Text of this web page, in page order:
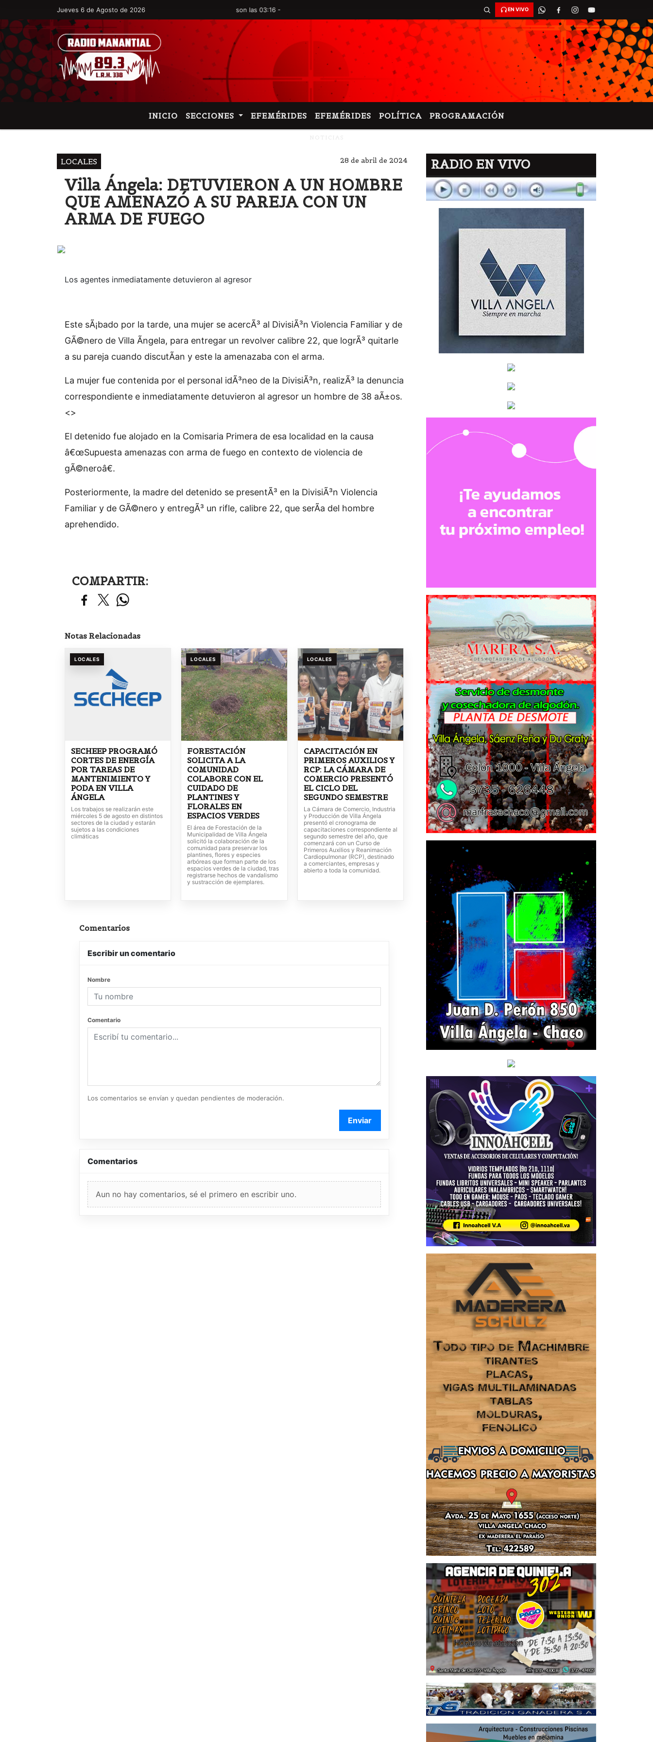
Jueves 6 de Agosto de 2026
Hoy es Jueves 6 de Agosto de 2026 y son las 03:16 - EN VIVO
INICIO SECCIONES EFEMÉRIDES EFEMÉRIDES POLÍTICA PROGRAMACIÓN
LOCALES 28 de abril de 2024
Villa Ángela: DETUVIERON A UN HOMBRE
QUE AMENAZÓ A SU PAREJA CON UN
ARMA DE FUEGO
Los agentes inmediatamente detuvieron al agresor
Este sÃ¡bado por la tarde, una mujer se acercÃ³ al DivisiÃ³n Violencia Familiar y de
GÃ©nero de Villa Ãngela, para entregar un revolver calibre 22, que logrÃ³ quitarle
a su pareja cuando discutÃ­an y este la amenazaba con el arma.
La mujer fue contenida por el personal idÃ³neo de la DivisiÃ³n, realizÃ³ la denuncia
correspondiente e inmediatamente detuvieron al agresor un hombre de 38 aÃ±os.
<>
El detenido fue alojado en la Comisaria Primera de esa localidad en la causa
â€œSupuesta amenazas con arma de fuego en contexto de violencia de
gÃ©neroâ€.
Posteriormente, la madre del detenido se presentÃ³ en la DivisiÃ³n Violencia
Familiar y de GÃ©nero y entregÃ³ un rifle, calibre 22, que serÃ­a del hombre
aprehendido.
COMPARTIR:
Notas Relacionadas
LOCALES
SECHEEP PROGRAMÓ
CORTES DE ENERGÍA
POR TAREAS DE
MANTENIMIENTO Y
PODA EN VILLA
ÁNGELA
Los trabajos se realizarán este
miércoles 5 de agosto en distintos
sectores de la ciudad y estarán
sujetos a las condiciones
climáticas
LOCALES
FORESTACIÓN
SOLICITA A LA
COMUNIDAD
COLABORE CON EL
CUIDADO DE
PLANTINES Y
FLORALES EN
ESPACIOS VERDES
El área de Forestación de la
Municipalidad de Villa Ángela
solicitó la colaboración de la
comunidad para preservar los
plantines, flores y especies
arbóreas que forman parte de los
espacios verdes de la ciudad, tras
registrarse hechos de vandalismo
y sustracción de ejemplares.
LOCALES
CAPACITACIÓN EN
PRIMEROS AUXILIOS Y
RCP: LA CÁMARA DE
COMERCIO PRESENTÓ
EL CICLO DEL
SEGUNDO SEMESTRE
La Cámara de Comercio, Industria
y Producción de Villa Ángela
presentó el cronograma de
capacitaciones correspondiente al
segundo semestre del año, que
comenzará con un Curso de
Primeros Auxilios y Reanimación
Cardiopulmonar (RCP), destinado
a comerciantes, empresas y
abierto a toda la comunidad.
Comentarios
Escribir un comentario
Nombre
Comentario
Los comentarios se envían y quedan pendientes de moderación.
Enviar
Comentarios
Aun no hay comentarios, sé el primero en escribir uno.
RADIO EN VIVO